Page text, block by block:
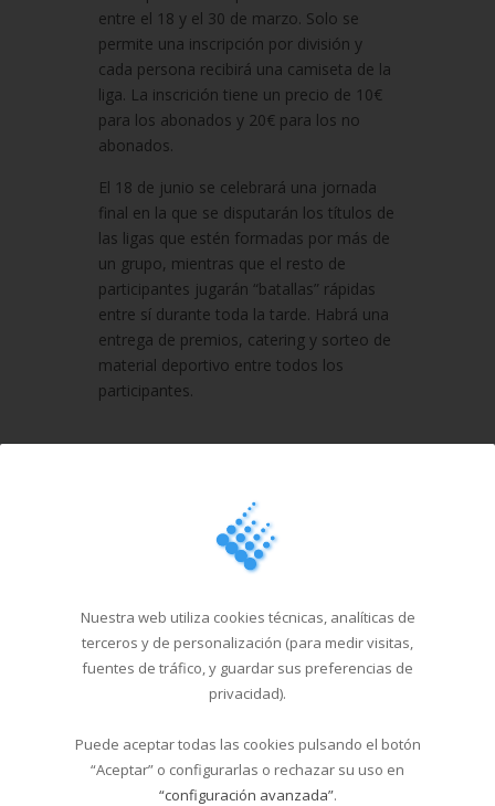
entre el 18 y el 30 de marzo. Solo se
permite una inscripción por división y
cada persona recibirá una camiseta de la
liga. La inscrición tiene un precio de 10€
para los abonados y 20€ para los no
abonados.
El 18 de junio se celebrará una jornada
final en la que se disputarán los títulos de
las ligas que estén formadas por más de
un grupo, mientras que el resto de
participantes jugarán “batallas” rápidas
entre sí durante toda la tarde. Habrá una
entrega de premios, catering y sorteo de
material deportivo entre todos los
participantes.
La piscina de Sar abre en
formato verano...
19/06/2026
El Multiusos Fontes do Sar
y Santa Isabe...
20/05/2026
29/04/2026
Nuestra web utiliza cookies técnicas, analíticas de
terceros y de personalización (para medir visitas,
fuentes de tráfico, y guardar sus preferencias de
privacidad).
Puede aceptar todas las cookies pulsando el botón
“Aceptar” o configurarlas o rechazar su uso en
“configuración avanzada”.